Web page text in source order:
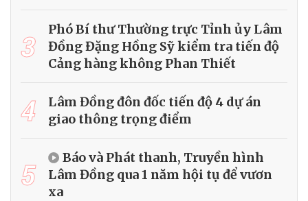
3
Phó Bí thư Thường trực Tỉnh ủy Lâm
Đồng Đặng Hồng Sỹ kiểm tra tiến độ
Cảng hàng không Phan Thiết
4
Lâm Đồng đôn đốc tiến độ 4 dự án
giao thông trọng điểm
5
Báo và Phát thanh, Truyền hình
Lâm Đồng qua 1 năm hội tụ để vươn
xa